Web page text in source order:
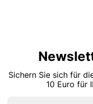
Sichern Sie sich für
10 Euro für